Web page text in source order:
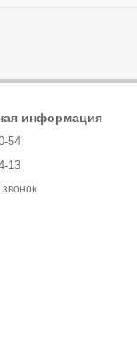
информация
54
13